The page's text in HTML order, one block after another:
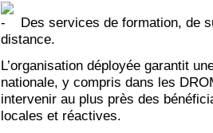
Des services de formation, de
distance.
L’organisation déployée garantit
nationale, y compris dans les
intervenir au plus près des
locales et réactives.